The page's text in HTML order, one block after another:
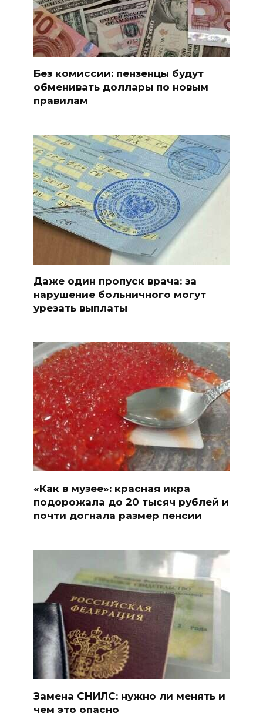
Без комиссии: пензенцы будут
обменивать доллары по новым
правилам
Даже один пропуск врача: за
нарушение больничного могут
урезать выплаты
«Как в музее»: красная икра
подорожала до 20 тысяч рублей и
почти догнала размер пенсии
Замена СНИЛС: нужно ли менять и
чем это опасно